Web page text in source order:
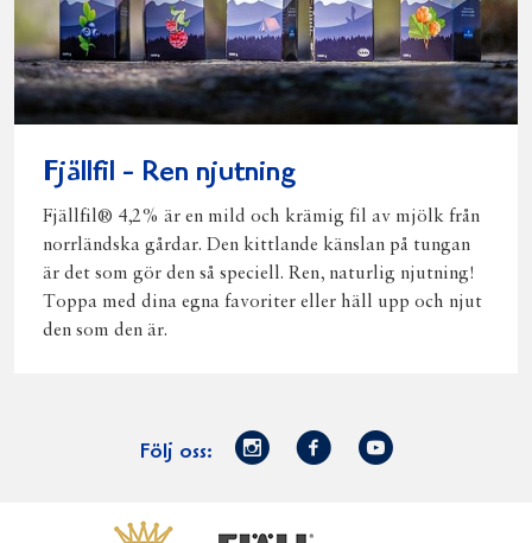
Fjällfil - Ren njutning
Fjällfil® 4,2% är en mild och krämig fil av mjölk från
norrländska gårdar. Den kittlande känslan på tungan
är det som gör den så speciell. Ren, naturlig njutning!
Toppa med dina egna favoriter eller häll upp och njut
den som den är.
Följ oss:
Norrmejerier
Facebook
Youtube
VästerbottensostFjällfil